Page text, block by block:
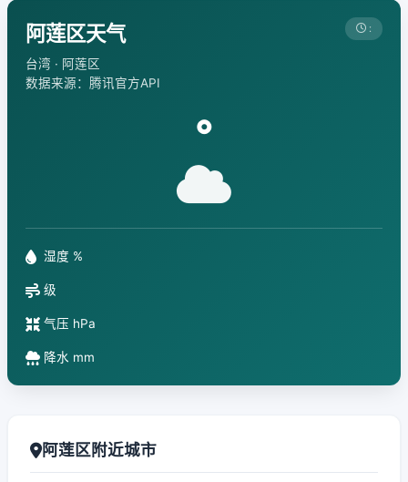
阿莲区天气
台湾 · 阿莲区
数据来源：腾讯官方API
:
°
湿度 %
级
气压 hPa
降水 mm
阿莲区附近城市